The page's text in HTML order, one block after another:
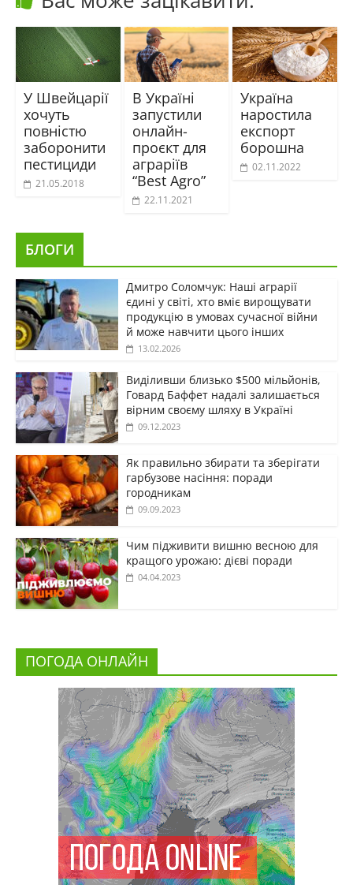
У Швейцарії
хочуть
повністю
заборонити
пестициди
21.05.2018
В Україні
запустили
онлайн-
проєкт для
аграріїв
“Best Agro”
22.11.2021
Україна
наростила
експорт
борошна
02.11.2022
БЛОГИ
Дмитро Соломчук: Наші аграрії
єдині у світі, хто вміє вирощувати
продукцію в умовах сучасної війни
й може навчити цього інших
13.02.2026
Виділивши близько $500 мільйонів,
Говард Баффет надалі залишається
вірним своєму шляху в Україні
09.12.2023
Як правильно збирати та зберігати
гарбузове насіння: поради
городникам
09.09.2023
Чим підживити вишню весною для
кращого урожаю: дієві поради
04.04.2023
ПОГОДА ОНЛАЙН